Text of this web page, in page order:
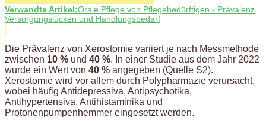
Verwandte Artikel:Orale Pflege von Pflegebedürftigen - Prävalenz,
Versorgungslücken und Handlungsbedarf
Die Prävalenz von Xerostomie variiert je nach Messmethode
zwischen 10 % und 40 %. In einer Studie aus dem Jahr 2022
wurde ein Wert von 40 % angegeben (Quelle S2).
Xerostomie wird vor allem durch Polypharmazie verursacht,
wobei häufig Antidepressiva, Antipsychotika,
Antihypertensiva, Antihistaminika und
Protonenpumpenhemmer eingesetzt werden.